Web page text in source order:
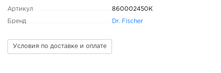
Артикул 860002450K
Бренд Dr. Fischer
Условия по доставке и оплате